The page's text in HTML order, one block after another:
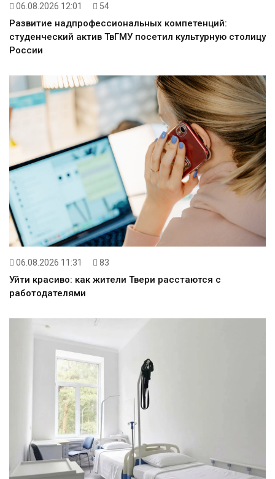
06.08.2026 12:01 54
Развитие надпрофессиональных компетенций:
студенческий актив ТвГМУ посетил культурную столицу
России
06.08.2026 11:31 83
Уйти красиво: как жители Твери расстаются с
работодателями